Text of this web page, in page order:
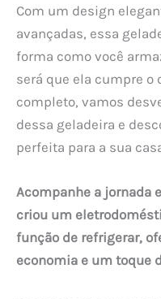
Com um design
avançadas, essa
forma como você
será que ela cumpre o
completo, vamos
dessa geladeira e
perfeita para a sua
Acompanhe a jornada
criou um
função de refrigerar,
economia e um toque